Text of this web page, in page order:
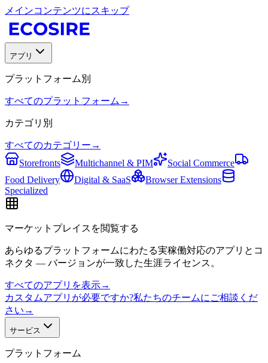
メインコンテンツにスキップ
アプリ
プラットフォーム別
すべてのプラットフォーム →
カテゴリ別
すべてのカテゴリー →
Storefronts
Multichannel & PIM
Social Commerce
Food Delivery
Digital & SaaS
Browser Extensions
Specialized
マーケットプレイスを閲覧する
あらゆるプラットフォームにわたる実稼働対応のアプリとコ
ネクタ — バージョンが一致した生涯ライセンス。
すべてのアプリを表示→
カスタムアプリが必要ですか?私たちのチームにご相談くだ
さい →
サービス
プラットフォーム